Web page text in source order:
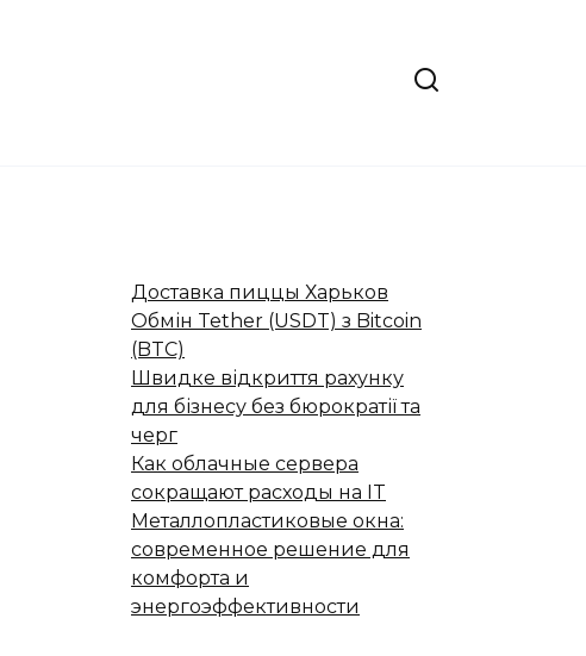
Доставка пиццы Харьков
Обмін Tether (USDT) з Bitcoin
(BTC)
Швидке відкриття рахунку
для бізнесу без бюрократії та
черг
Как облачные сервера
сокращают расходы на IT
Металлопластиковые окна:
современное решение для
комфорта и
энергоэффективности